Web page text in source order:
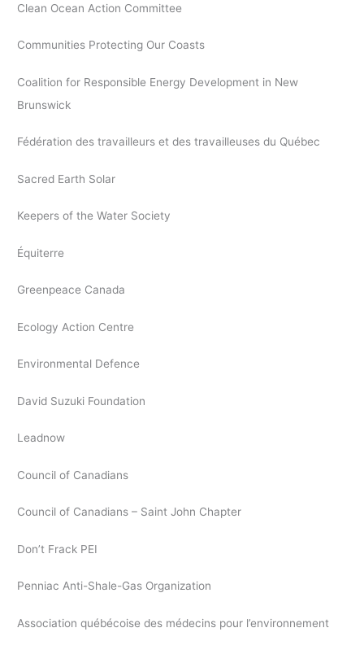
Clean Ocean Action Committee
Communities Protecting Our Coasts
Coalition for Responsible Energy Development in New
Brunswick
Fédération des travailleurs et des travailleuses du Québec
Sacred Earth Solar
Keepers of the Water Society
Équiterre
Greenpeace Canada
Ecology Action Centre
Environmental Defence
David Suzuki Foundation
Leadnow
Council of Canadians
Council of Canadians – Saint John Chapter
Don’t Frack PEI
Penniac Anti-Shale-Gas Organization
Association québécoise des médecins pour l’environnement